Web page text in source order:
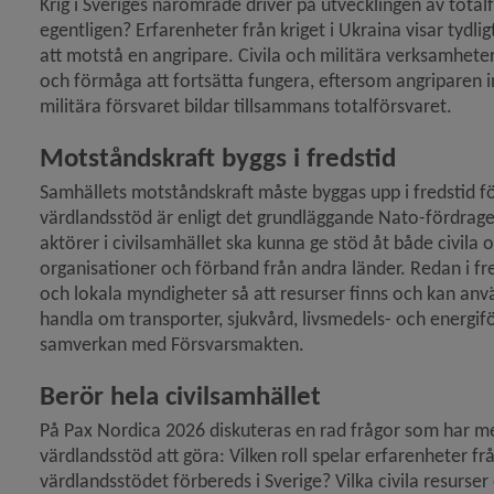
egentligen? Erfarenheter från kriget i Ukraina visar
att motstå en angripare. Civila och militära
och förmåga att fortsätta fungera, eftersom angriparen
militära försvaret bildar tillsammans totalförsvaret.
Motståndskraft byggs i fredstid
Samhällets motståndskraft måste byggas upp i fredstid
värdlandsstöd är enligt det grundläggande Nato-
aktörer i civilsamhället ska kunna ge stöd åt både
organisationer och förband från andra länder. Redan i
och lokala myndigheter så att resurser finns och kan
handla om transporter, sjukvård, livsmedels- och
samverkan med Försvarsmakten.
Berör hela civilsamhället
På Pax Nordica 2026 diskuteras en rad frågor som har
värdlandsstöd att göra: Vilken roll spelar erfarenheter
värdlandsstödet förbereds i Sverige? Vilka civila